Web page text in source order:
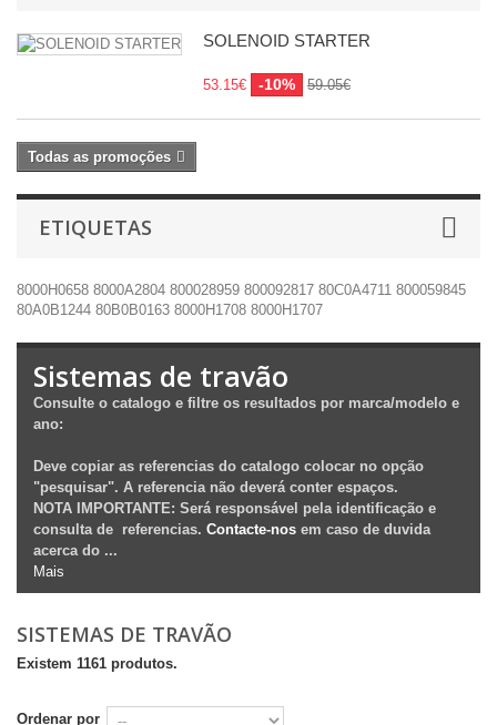
SOLENOID STARTER
53.15€ -10% 59.05€
Todas as promoções
ETIQUETAS
8000H0658 8000A2804 800028959 800092817 80C0A4711 800059845
80A0B1244 80B0B0163 8000H1708 8000H1707
Sistemas de travão
Consulte o catalogo e filtre os resultados por marca/modelo e
ano:
Deve copiar as referencias do catalogo colocar no opção
"pesquisar". A referencia não deverá conter espaços.
NOTA IMPORTANTE: Será responsável pela identificação e
consulta de referencias. Contacte-nos em caso de duvida
acerca do ...
Mais
SISTEMAS DE TRAVÃO
Existem 1161 produtos.
Ordenar por